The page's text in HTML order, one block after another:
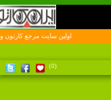
سايت مرجع کارتون و کاريکاتور در ايران
(0)